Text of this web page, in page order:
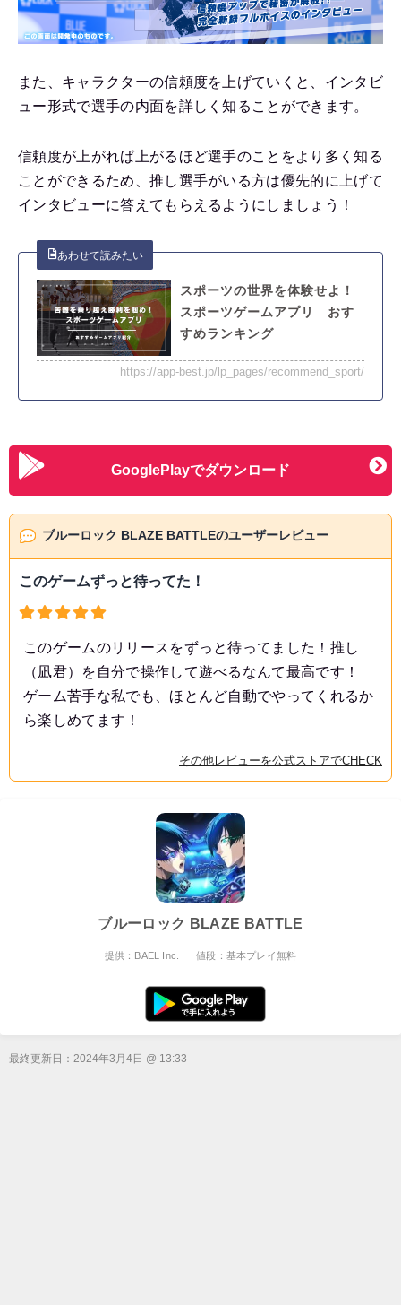
また、キャラクターの信頼度を上げていくと、インタビ
ュー形式で選手の内面を詳しく知ることができます。
信頼度が上がれば上がるほど選手のことをより多く知る
ことができるため、推し選手がいる方は優先的に上げて
インタビューに答えてもらえるようにしましょう！
スポーツの世界を体験せよ！
スポーツゲームアプリ おす
すめランキング
https://app-best.jp/lp_pages/recommend_sport/
GooglePlayでダウンロード
ブルーロック BLAZE BATTLEのユーザーレビュー
このゲームずっと待ってた！
このゲームのリリースをずっと待ってました！推し
（凪君）を自分で操作して遊べるなんて最高です！
ゲーム苦手な私でも、ほとんど自動でやってくれるか
ら楽しめてます！
その他レビューを公式ストアでCHECK
ブルーロック BLAZE BATTLE
提供：BAEL Inc. 値段：基本プレイ無料
最終更新日： 2024年3月4日 @ 13:33